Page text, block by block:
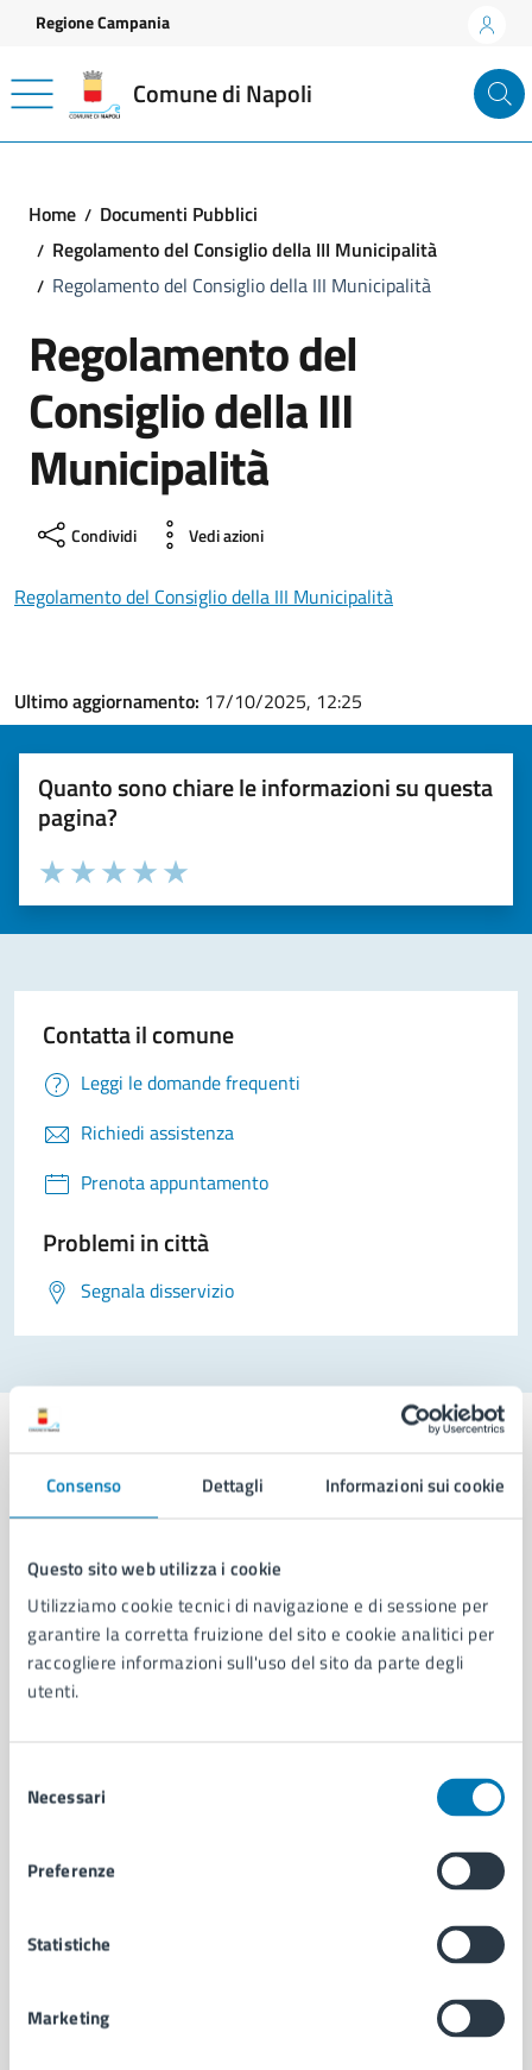
Consenso Dettagli Informazioni sui cookie
Questo sito web utilizza i cookie
Utilizziamo cookie tecnici di navigazione e di sessione per
garantire la corretta fruizione del sito e cookie analitici per
raccogliere informazioni sull'uso del sito da parte degli
utenti.
delNecessari
Preferenze
Statistiche
Marketing
Vai ai contenuti
Vai al footer
Regione Campania
Comune di Napoli
Home
Documenti Pubblici
Regolamento del Consiglio della III Municipalità
Regolamento del Consiglio della III Municipalità
Regolamento del
Consiglio della III
Municipalità
Condividi Vedi azioni
Regolamento del Consiglio della III Municipalità
Ultimo aggiornamento: 17/10/2025, 12:25
Quanto sono chiare le informazioni su questa
pagina?
Valuta la chiarezza delle informazioni (da 1 a 5 stelle)
Seleziona il numero di stelle per valutare la chiarezza delle
Valuta 5 stelle su 5
Valuta 4 stelle su 5
Valuta 3 stelle su 5
Valuta 2 stelle su 5
Valuta 1 stelle su 5
Contatta il comune
Leggi le domande frequenti
Richiedi assistenza
Prenota appuntamento
Problemi in città
Segnala disservizio
Comune di Napoli
AMMINISTRAZIONE
Aree amministrative
Organi di governo
Municipalità
Personale amministrativo
Intranet, posta aziendale e protocollo
CATEGORIE DI SERVIZIO
Anagrafe e stato civile
Autorizzazioni